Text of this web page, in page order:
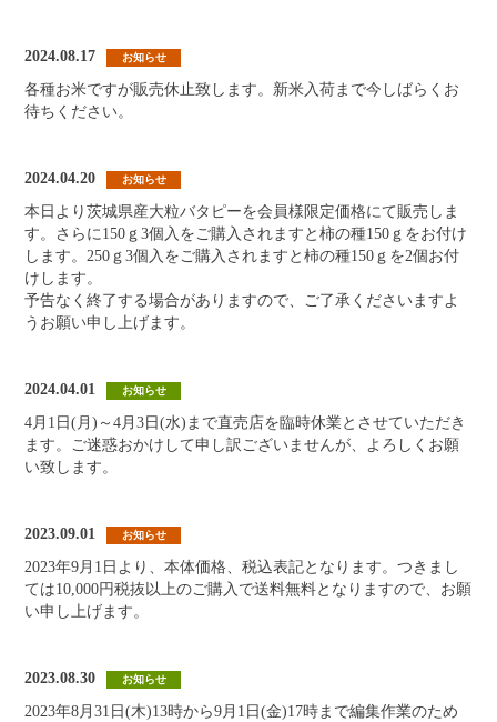
2024.08.17 お知らせ
各種お米ですが販売休止致します。新米入荷まで今しばらくお
待ちください。
2024.04.20 お知らせ
本日より茨城県産大粒バタピーを会員様限定価格にて販売しま
す。さらに150ｇ3個入をご購入されますと柿の種150ｇをお付け
します。250ｇ3個入をご購入されますと柿の種150ｇを2個お付
けします。
予告なく終了する場合がありますので、ご了承くださいますよ
うお願い申し上げます。
2024.04.01 お知らせ
4月1日(月)～4月3日(水)まで直売店を臨時休業とさせていただき
ます。ご迷惑おかけして申し訳ございませんが、よろしくお願
い致します。
2023.09.01 お知らせ
2023年9月1日より、本体価格、税込表記となります。つきまし
ては10,000円税抜以上のご購入で送料無料となりますので、お願
い申し上げます。
2023.08.30 お知らせ
2023年8月31日(木)13時から9月1日(金)17時まで編集作業のため